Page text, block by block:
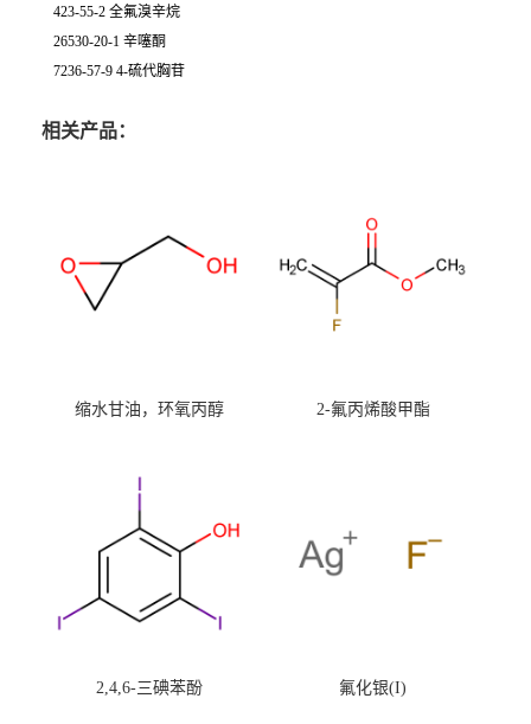
423-55-2 全氟溴辛烷
26530-20-1 辛噻酮
7236-57-9 4-硫代胸苷
相关产品：
缩水甘油，环氧丙醇 2-氟丙烯酸甲酯
2,4,6-三碘苯酚 氟化银(I)